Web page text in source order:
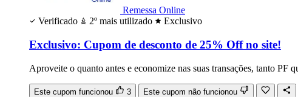
Remessa Online
Verificado
2º mais utilizado Exclusivo
Exclusivo: Cupom de desconto de 25% Off no site!
Aproveite o quanto antes e economize nas suas transações, tanto PF
Este cupom funcionou 3 Este cupom não funcionou